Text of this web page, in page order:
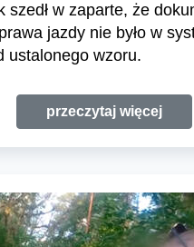
szedł w zaparte, że
jazdy nie było w
ustalonego wzoru.
przeczytaj więcej